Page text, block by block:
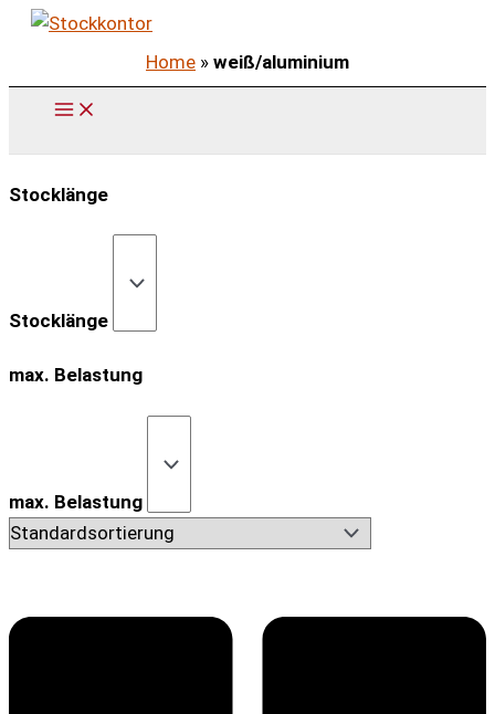
Zum
springen
Home » weiß/aluminium
Stocklänge
Stocklänge
max. Belastung
max. Belastung